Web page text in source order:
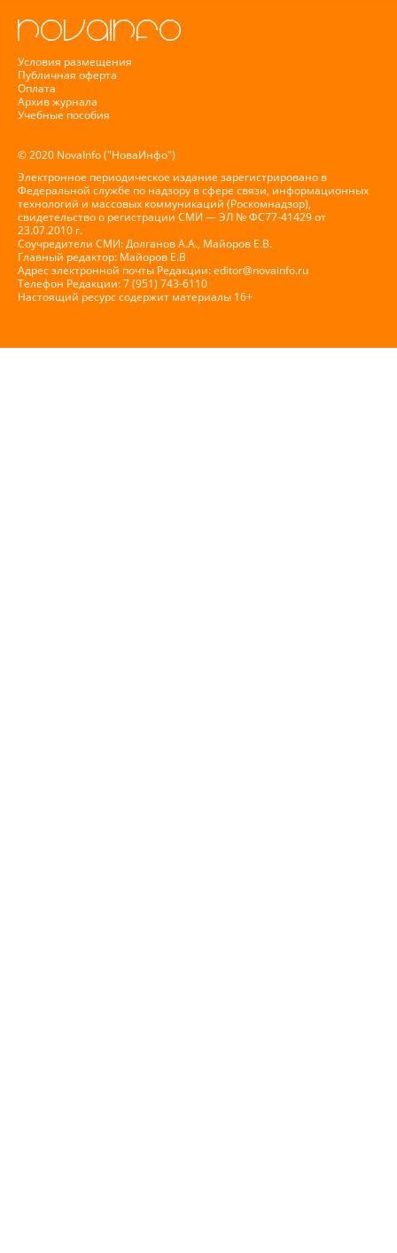
Условия размещения
Публичная оферта
Оплата
Архив журнала
Учебные пособия
© 2020 NovaInfo ("НоваИнфо")
Электронное периодическое издание зарегистрировано в
Федеральной службе по надзору в сфере связи, информационных
технологий и массовых коммуникаций (Роскомнадзор),
свидетельство о регистрации СМИ — ЭЛ № ФС77-41429 от
23.07.2010 г.
Соучредители СМИ: Долганов А.А., Майоров Е.В.
Главный редактор: Майоров Е.В
Адрес электронной почты Редакции:editor@novainfo.ru
Телефон Редакции: 7 (951) 743-6110
Настоящий ресурс содержит материалы 16+